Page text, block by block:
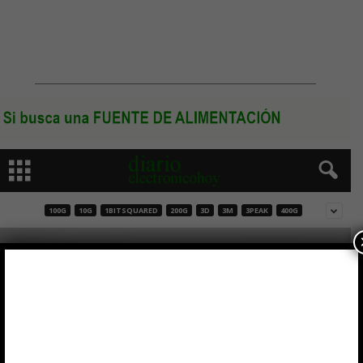
100G 10G 1BITSQUARED 200G 3D 3M 3PEAK 400G